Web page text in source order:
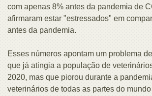
com apenas 8% antes da pandemia de
afirmaram estar "estressados" em
antes da pandemia.
Esses números apontam um problema
que já atingia a população de
2020, mas que piorou durante a
veterinários de todas as partes do